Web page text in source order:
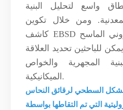
واسع لتحليل البنية
ومن خلال تكوين
كاشف EBSD على المجهر الإلكتروني الماسح
يمكن للباحثين تحديد العلاقة
المجهرية والخواص
الميكانيكية.
السطحي لرقائق النحاس